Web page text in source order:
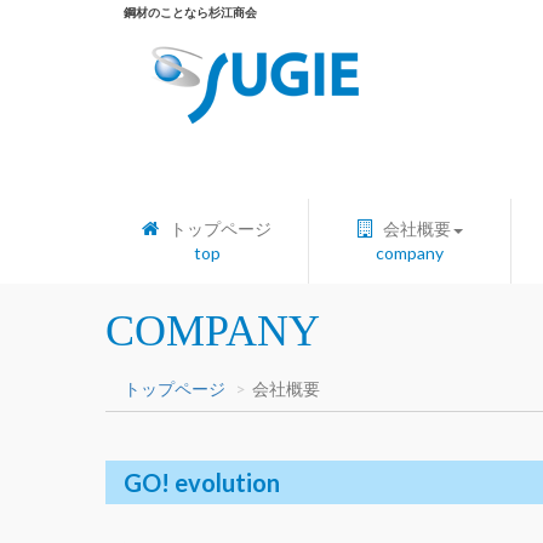
鋼材のことなら杉江商会
トップページ
top
会社概要
company
COMPANY
トップページ 会社概要
GO! evolution